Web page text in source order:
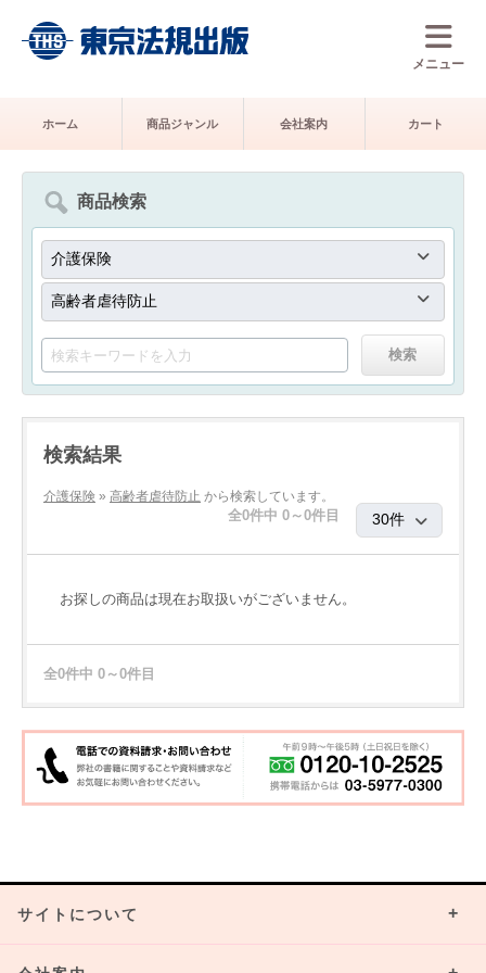
メニュー
ホーム 商品ジャンル 会社案内 カート
商品検索
検索結果
介護保険 » 高齢者虐待防止 から検索しています。
全0件中 0～0件目
お探しの商品は現在お取扱いがございません。
全0件中 0～0件目
サイトについて